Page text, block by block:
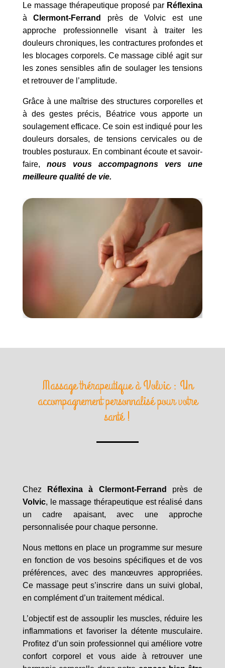
Le massage thérapeutique proposé par Réflexina
àClermont-Ferrand
près de Volvic est une
approche professionnelle visant à traiter les
douleurs chroniques, les contractures profondes et
les blocages corporels. Ce massage ciblé agit sur
les zones sensibles afin de soulager les tensions
et retrouver de l’amplitude.
Grâce à une maîtrise des structures corporelles et
à des gestes précis, Béatrice vous apporte un
soulagement efficace. Ce soin est indiqué pour les
douleurs dorsales, de tensions cervicales ou de
troubles posturaux. En combinant écoute et savoir-
faire, nous vous accompagnons vers une
meilleure qualité de vie.
Massage thérapeutique à Volvic : Un
accompagnement personnalisé pour votre
santé !
Chez Réflexina à Clermont-Ferrand
près de
Volvic, le massage thérapeutique est réalisé dans
un cadre apaisant, avec une approche
personnalisée pour chaque personne.
Nous mettons en place un programme sur mesure
en fonction de vos besoins spécifiques et de vos
préférences, avec des manœuvres appropriées.
Ce massage peut s’inscrire dans un suivi global,
en complément d’un traitement médical.
L’objectif est de assouplir les muscles, réduire les
inflammations et favoriser la détente musculaire.
Profitez d’un soin professionnel qui améliore votre
confort corporel et vous aide à retrouver une